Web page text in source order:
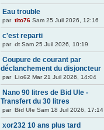
Eau trouble
par tito76 Sam 25 Juil 2026, 12:16
c'est reparti
par dt Sam 25 Juil 2026, 10:19
Coupure de courant par
déclanchement du disjoncteur
par Lio62 Mar 21 Juil 2026, 14:04
Nano 90 litres de Bid Ule -
Transfert du 30 litres
par Bid Ule Sam 18 Juil 2026, 17:14
xor232 10 ans plus tard